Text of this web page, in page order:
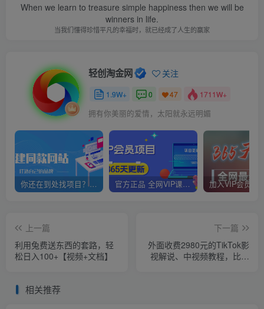
When we learn to treasure simple happiness then we will be
winners in life.
当我们懂得珍惜平凡的幸福时，就已经成了人生的赢家
轻创淘金网 关注
1.9W+ 0 47 1711W+
拥有你美丽的爱情，太阳就永远明媚
你还在到处找项目？还在当韭菜？我靠网创资源站一个月赚5万+，曾经我也是个失败者。 官方正品 全网VIP课程 无损下载~
上一篇
利用兔费送东西的套路，轻
松日入100+【视频+文档】
下一篇
外面收费2980元的TikTok影
视解说、中视频教程，比国
相关推荐